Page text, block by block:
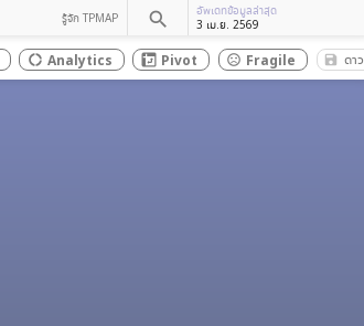
รู้จัก TPMAP search
อัพเดทข้อมูลล่าสุด
3 เม.ย. 2569
donut_large Analytics Pivot sentiment_dissatisfied Fragile ดา